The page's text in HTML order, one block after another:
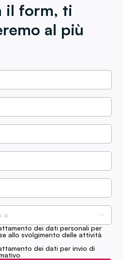
il form, ti
al più
a
dei dati personali per
allo svolgimento delle attività
dei dati per invio di